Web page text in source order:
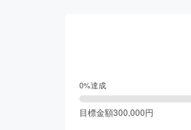
0%達成
目標金額300,000円